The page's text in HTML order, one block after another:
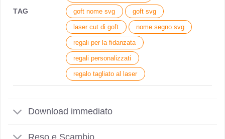
TAG goft nome svg goft svg
laser cut di goft nome segno svg
regali per la fidanzata
regali personalizzati
regalo tagliato al laser
Download immediato
Reso e Scambio